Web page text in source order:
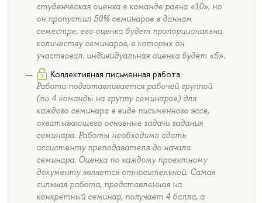
студенческая оценка в команде равна «10», но
он пропустил 50% семинаров в данном
семестре, его оценка будет пропорциональна
количеству семинаров, в которых он
участвовал. индивидуальная оценка будет «5».
Коллективная письменная работа
Работа подготавливается рабочей группой
(по 4 команды на группу семинаров) для
каждого семинара в виде письменного эссе,
охватывающего основные задачи задания
семинара. Работы необходимо сдать
ассистенту преподавателя до начала
семинара. Оценка по каждому проектному
документу является относительной. Самая
сильная работа, представленная на
конкретный семинар, получает 4 балла, а